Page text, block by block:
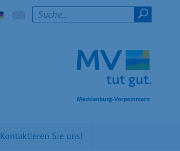
Kontaktieren Sie uns!